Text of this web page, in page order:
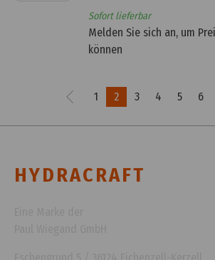
Sofort lieferbar
Melden Sie sich an, um
können
1 2 3 4 5 6
HYDRACRAFT